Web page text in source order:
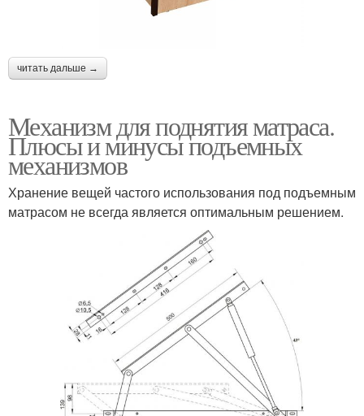
читать дальше →
Механизм для поднятия матраса.
Плюсы и минусы подъемных
механизмов
Хранение вещей частого использования под подъемным
матрасом не всегда является оптимальным решением.